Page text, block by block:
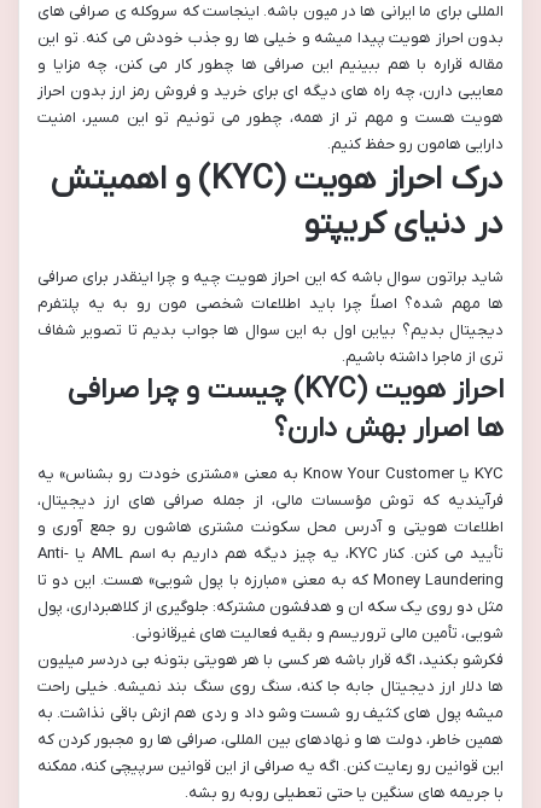
المللی برای ما ایرانی ها در میون باشه. اینجاست که سروکله ی صرافی های
بدون احراز هویت پیدا میشه و خیلی ها رو جذب خودش می کنه. تو این
مقاله قراره با هم ببینیم این صرافی ها چطور کار می کنن، چه مزایا و
معایبی دارن، چه راه های دیگه ای برای خرید و فروش رمز ارز بدون احراز
هویت هست و مهم تر از همه، چطور می تونیم تو این مسیر، امنیت
دارایی هامون رو حفظ کنیم.
درک احراز هویت (KYC) و اهمیتش
در دنیای کریپتو
شاید براتون سوال باشه که این احراز هویت چیه و چرا اینقدر برای صرافی
ها مهم شده؟ اصلاً چرا باید اطلاعات شخصی مون رو به یه پلتفرم
دیجیتال بدیم؟ بیاین اول به این سوال ها جواب بدیم تا تصویر شفاف
تری از ماجرا داشته باشیم.
احراز هویت (KYC) چیست و چرا صرافی
ها اصرار بهش دارن؟
KYC یا Know Your Customer به معنی «مشتری خودت رو بشناس» یه
فرآیندیه که توش مؤسسات مالی، از جمله صرافی های ارز دیجیتال،
اطلاعات هویتی و آدرس محل سکونت مشتری هاشون رو جمع آوری و
تأیید می کنن. کنار KYC، یه چیز دیگه هم داریم به اسم AML یا Anti-
Money Laundering که به معنی «مبارزه با پول شویی» هست. این دو تا
مثل دو روی یک سکه ان و هدفشون مشترکه: جلوگیری از کلاهبرداری، پول
شویی، تأمین مالی تروریسم و بقیه فعالیت های غیرقانونی.
فکرشو بکنید، اگه قرار باشه هر کسی با هر هویتی بتونه بی دردسر میلیون
ها دلار ارز دیجیتال جابه جا کنه، سنگ روی سنگ بند نمیشه. خیلی راحت
میشه پول های کثیف رو شست وشو داد و ردی هم ازش باقی نذاشت. به
همین خاطر، دولت ها و نهادهای بین المللی، صرافی ها رو مجبور کردن که
این قوانین رو رعایت کنن. اگه یه صرافی از این قوانین سرپیچی کنه، ممکنه
با جریمه های سنگین یا حتی تعطیلی روبه رو بشه.